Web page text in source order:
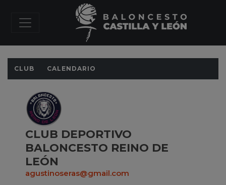
CLUB CALENDARIO
CLUB DEPORTIVO
BALONCESTO REINO DE
LEÓN
agustinoseras@gmail.com